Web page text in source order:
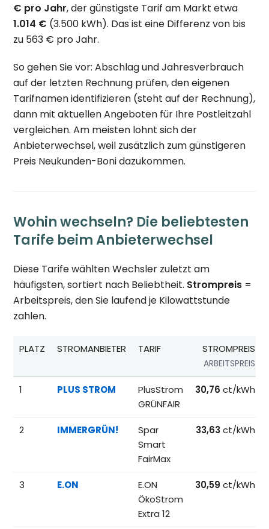
€ pro Jahr, der günstigste Tarif am Markt etwa
1.014 € (3.500 kWh). Das ist eine Differenz von bis
zu 563 € pro Jahr.
So gehen Sie vor: Abschlag und Jahresverbrauch
auf der letzten Rechnung prüfen, den eigenen
Tarifnamen identifizieren (steht auf der Rechnung),
dann mit aktuellen Angeboten für Ihre Postleitzahl
vergleichen. Am meisten lohnt sich der
Anbieterwechsel, weil zusätzlich zum günstigeren
Preis Neukunden-Boni dazukommen.
Wohin wechseln? Die beliebtesten
Tarife beim Anbieterwechsel
Diese Tarife wählten Wechsler zuletzt am
häufigsten, sortiert nach Beliebtheit. Strompreis =
Arbeitspreis, den Sie laufend je Kilowattstunde
zahlen.
Beliebteste Tarife beim Anbieterwechsel;
PLATZ STROMANBIETER TARIF STROMPREIS
ARBEITSPREIS
1 PLUS STROM
PlusStrom
GRÜNFAIR
30,76 ct/kWh
2 IMMERGRÜN!
Spar
Smart
FairMax
33,63 ct/kWh
3 E.ON
E.ON
ÖkoStrom
Extra 12
30,59 ct/kWh